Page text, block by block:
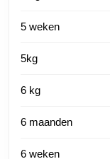
5 weken
5kg
6 kg
6 maanden
6 weken